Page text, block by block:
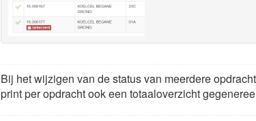
Bij het wijzigen van de status van meerdere
print per opdracht ook een totaaloverzicht